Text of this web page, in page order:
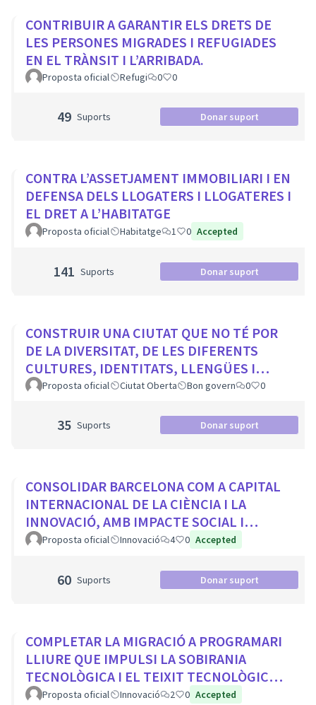
CONTRIBUIR A GARANTIR ELS DRETS DE
LES PERSONES MIGRADES I REFUGIADES
EN EL TRÀNSIT I L’ARRIBADA.
Proposta oficial Refugi 0 0
49 Suports Donar suport
CONTRA L’ASSETJAMENT IMMOBILIARI I EN
DEFENSA DELS LLOGATERS I LLOGATERES I
EL DRET A L’HABITATGE
Proposta oficial Habitatge 1 0 Accepted
141 Suports Donar suport
CONSTRUIR UNA CIUTAT QUE NO TÉ POR
DE LA DIVERSITAT, DE LES DIFERENTS
CULTURES, IDENTITATS, LLENGÜES I
RELIGIONS
Proposta oficial Ciutat Oberta Bon govern 0 0
35 Suports Donar suport
CONSOLIDAR BARCELONA COM A CAPITAL
INTERNACIONAL DE LA CIÈNCIA I LA
INNOVACIÓ, AMB IMPACTE SOCIAL I
PROTAGONISME CIUTADÀ
Proposta oficial Innovació 4 0 Accepted
60 Suports Donar suport
COMPLETAR LA MIGRACIÓ A PROGRAMARI
LLIURE QUE IMPULSI LA SOBIRANIA
TECNOLÒGICA I EL TEIXIT TECNOLÒGIC
LOCAL
Proposta oficial Innovació 2 0 Accepted